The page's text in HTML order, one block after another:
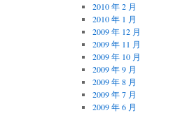
2010 年 2 月
2010 年 1 月
2009 年 12 月
2009 年 11 月
2009 年 10 月
2009 年 9 月
2009 年 8 月
2009 年 7 月
2009 年 6 月